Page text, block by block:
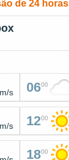
de 24 horas
s
0600
s
1200
1800